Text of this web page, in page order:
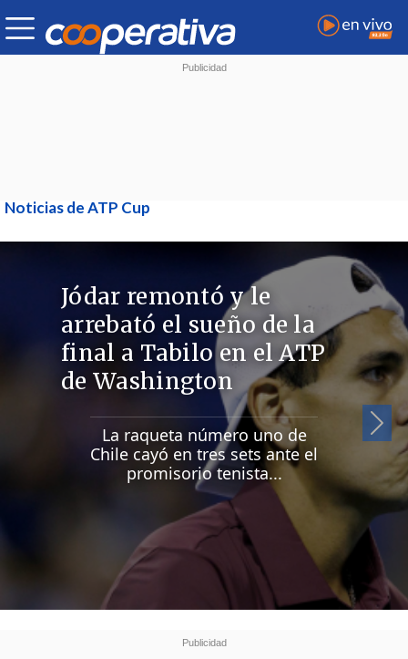
Noticias de ATP Cup
Jódar remontó y le
arrebató el sueño de la
final a Tabilo en el ATP
de Washington
La raqueta número uno de
Chile cayó en tres sets ante el
promisorio tenista...